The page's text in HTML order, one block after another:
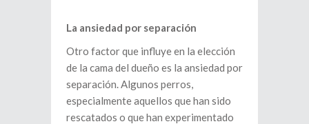
La ansiedad por separación
Otro factor que influye en la elección
de la cama del dueño es la ansiedad por
separación. Algunos perros,
especialmente aquellos que han sido
rescatados o que han experimentado